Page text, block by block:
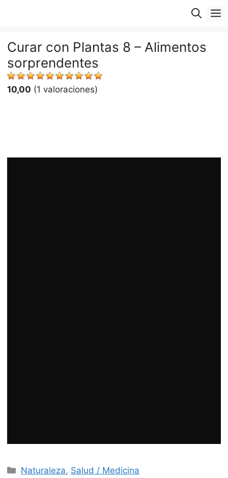
Curar con Plantas 8 – Alimentos
sorprendentes
10,00 (1 valoraciones)
Categorías
Naturaleza, Salud / Medicina